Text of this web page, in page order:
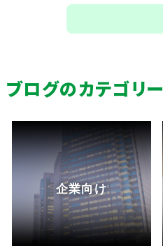
ブログのカテゴリー
企業向け